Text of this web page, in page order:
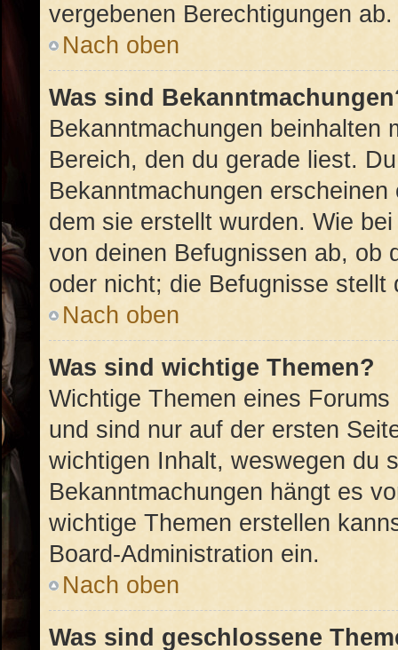
vergebenen Berechtigungen ab.
Nach oben
Was sind
Bekanntmachungen beinhalten
Bereich, den du gerade liest.
Bekanntmachungen
dem sie erstellt wurden. Wie
von deinen Befugnissen ab, ob
oder nicht; die Befugnisse stellt
Nach oben
Was sind wichtige Themen?
Wichtige Themen eines
und sind nur auf der ersten
wichtigen Inhalt, weswegen du
Bekanntmachungen hängt es
wichtige Themen erstellen
Board-Administration ein.
Nach oben
Was sind geschlossene